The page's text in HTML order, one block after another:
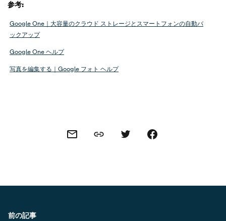
参考:
Google One｜大容量のクラウド ストレージとスマートフォンの自動バ
ックアップ
Google One ヘルプ
写真を編集する｜Google フォト ヘルプ
Share this via email
Share this linkShare this via Twitter
Share this on Facebook
前の記事